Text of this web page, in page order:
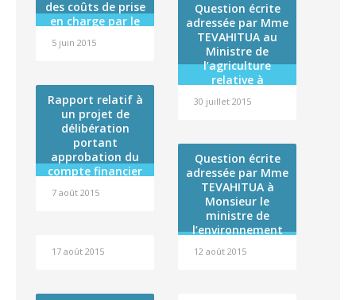
réhabilitation du
service de longs
séjours de
l’hôpital de
TARAVAO » dans
le cadre du volet «
santé » du
française 2008-
2014
des coûts de prise
en charge par le
d’assurance
considérées
comme radio-
induites
5 juin 2015
Question écrite
adressée par Mme
TEVAHITUA au
Ministre de
l’agriculture
relative à
miel frelaté
30 juillet 2015
Rapport relatif à
un projet de
délibération
portant
approbation du
compte financier
de l »Institut
7 août 2015
Question écrite
adressée par Mme
TEVAHITUA à
Monsieur le
ministre de
l’environnement
préservation du
12 août 2015
17 août 2015